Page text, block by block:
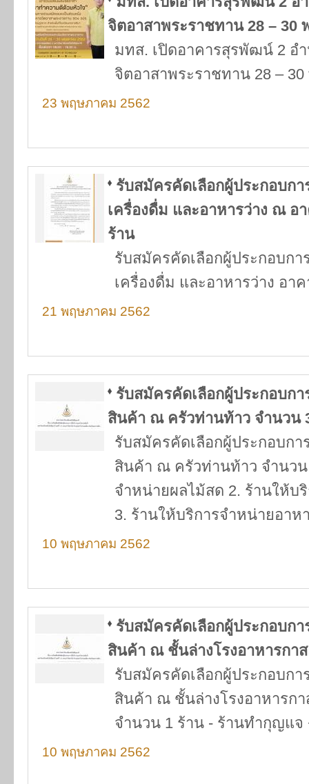
จิตอาสาพระราชทาน 28 – 30
มทส. เปิดอาคารสุรพัฒน์ 2 อ
จิตอาสาพระราชทาน 28 –
23 พฤษภาคม 2562
รับสมัครคัดเลือกผู้ประกอบก
เครื่องดื่ม และอาหารว่าง ณ อ
ร้าน
รับสมัครคัดเลือกผู้ประกอบก
เครื่องดื่ม และอาหารว่าง อา
21 พฤษภาคม 2562
รับสมัครคัดเลือกผู้ประกอบก
สินค้า ณ ครัวท่านท้าว จำนวน
รับสมัครคัดเลือกผู้ประกอบก
สินค้า ณ ครัวท่านท้าว จำนวน
จำหน่ายผลไม้สด 2. ร้านให้บ
3. ร้านให้บริการจำหน่ายอาห
10 พฤษภาคม 2562
รับสมัครคัดเลือกผู้ประกอบก
สินค้า ณ ชั้นล่างโรงอาหารกา
รับสมัครคัดเลือกผู้ประกอบก
สินค้า ณ ชั้นล่างโรงอาหารกา
จำนวน 1 ร้าน - ร้านทำกุญแจ
10 พฤษภาคม 2562